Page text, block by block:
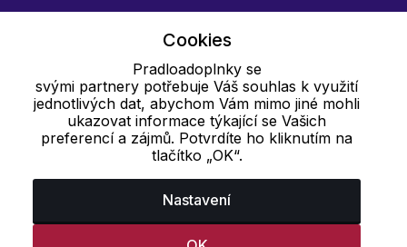
Cookies
Pradloadoplnky se
svými partnery potřebuje Váš souhlas k využití
jednotlivých dat, abychom Vám mimo jiné mohli
ukazovat informace týkající se Vašich
preferencí a zájmů. Potvrdíte ho kliknutím na
tlačítko „OK“.
Nastavení